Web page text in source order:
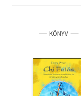
KÖNYV